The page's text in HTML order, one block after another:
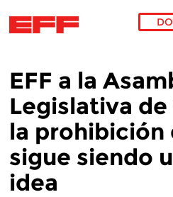
EFF a la
Legislativa
la prohibición
sigue siendo
idea